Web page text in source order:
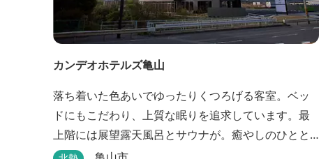
カンデオホテルズ亀山
落ち着いた色あいでゆったりくつろげる客室。ベッ
ドにもこだわり、上質な眠りを追求しています。最
上階には展望露天風呂とサウナが。癒やしのひとと
きをお過ごしください。